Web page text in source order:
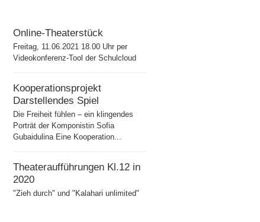
Online-Theaterstück
Freitag, 11.06.2021 18.00 Uhr per
Videokonferenz-Tool der Schulcloud
Kooperationsprojekt
Darstellendes Spiel
Die Freiheit fühlen – ein klingendes
Porträt der Komponistin Sofia
Gubaidulina Eine Kooperation...
Theateraufführungen Kl.12 in
2020
"Zieh durch" und "Kalahari unlimited"